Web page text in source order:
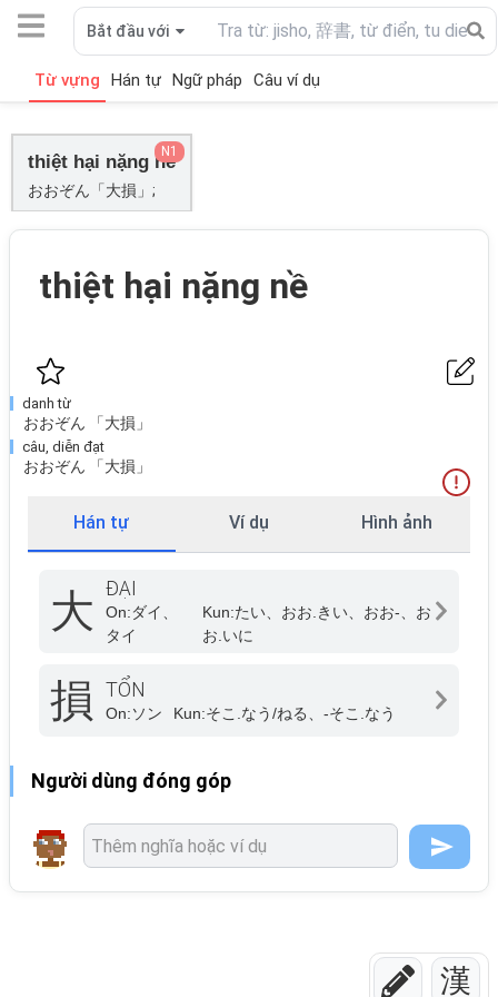
漢
Bắt đầu với
Từ vựng Hán tự Ngữ pháp Câu ví dụ
thiệt hại nặng nề
おおぞん「大損」;
N1
thiệt hại nặng nề
danh từ
おおぞん 「大損」
câu, diễn đạt
おおぞん 「大損」
Hán tự Ví dụ Hình ảnh
大 ĐẠI
On:ダイ、
タイ
Kun:たい、おお.きい、おお-、お
お.いに
損 TỔN
On:ソン Kun:そこ.なう/ねる、-そこ.なう
Người dùng đóng góp